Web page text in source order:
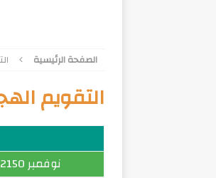
الصفحة الرئيسية
التقويم
نوفمبر 2150 م